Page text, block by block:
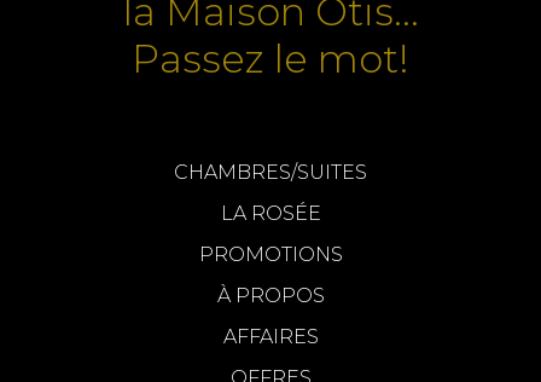
la Maison Otis...
Passez le mot!
CHAMBRES/SUITES
LA ROSÉE
PROMOTIONS
À PROPOS
AFFAIRES